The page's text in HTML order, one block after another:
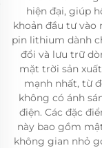
hiện đại, giúp
khoản đầu tư vào
pin lithium dành
đổi và lưu trữ
mặt trời sản
mạnh nhất, từ
không có ánh
điện. Các đặc
này bao gồm
không gian nhỏ